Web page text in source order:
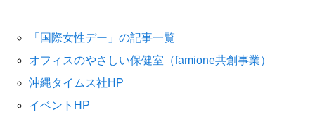
「国際女性デー」の記事一覧
オフィスのやさしい保健室（famione共創事業）
沖縄タイムス社HP
イベントHP